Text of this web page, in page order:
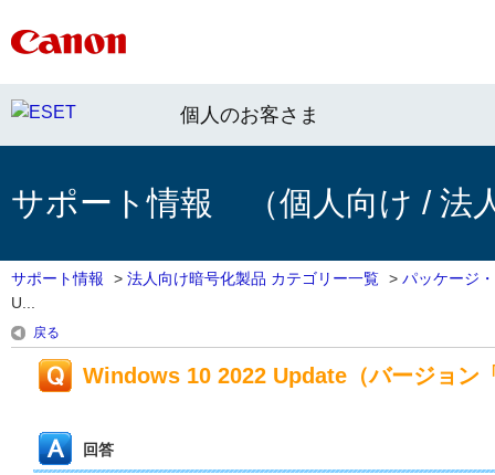
個人のお客さま
サポート情報 （個人向け / 法
サポート情報 > 法人向け暗号化製品 カテゴリー一覧 > パッケージ
U...
戻る
Windows 10 2022 Update（バージョン
回答